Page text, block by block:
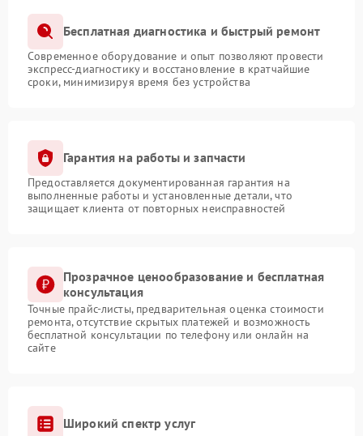
Бесплатная диагностика и быстрый ремонт
Современное оборудование и опыт позволяют провести
экспресс-диагностику и восстановление в кратчайшие
сроки, минимизируя время без устройства
Гарантия на работы и запчасти
Предоставляется документированная гарантия на
выполненные работы и установленные детали, что
защищает клиента от повторных неисправностей
Прозрачное ценообразование и бесплатная
консультация
Точные прайс-листы, предварительная оценка стоимости
ремонта, отсутствие скрытых платежей и возможность
бесплатной консультации по телефону или онлайн на
сайте
Широкий спектр услуг